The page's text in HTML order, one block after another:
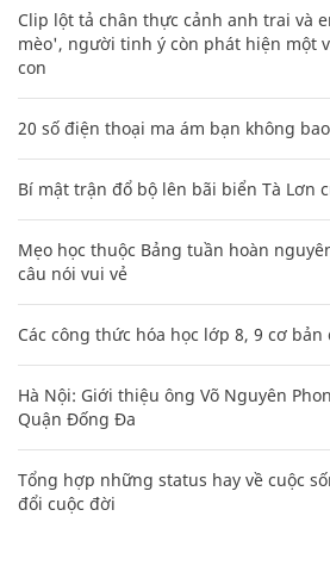
Clip lột tả chân thực cảnh anh trai và
mèo', người tinh ý còn phát hiện một
con
20 số điện thoại ma ám bạn không
Bí mật trận đổ bộ lên bãi biển Tà Lơn
Mẹo học thuộc Bảng tuần hoàn
câu nói vui vẻ
Các công thức hóa học lớp 8, 9 cơ bản
Hà Nội: Giới thiệu ông Võ Nguyên
Quận Đống Đa
Tổng hợp những status hay về cuộc
đổi cuộc đời